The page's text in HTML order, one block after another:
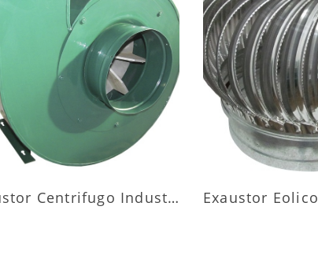
MAIS INFORMAÇÕES
Exaustor Centrifugo Industrial
MAIS
Exaustor Eolico